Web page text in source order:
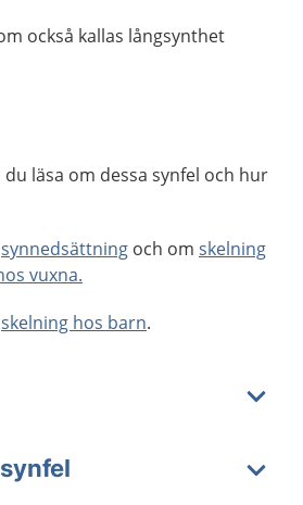
också kallas långsynthet
läsa om dessa synfel och hur
synnedsättning och om skelning
vuxna.
skelning hos barn.